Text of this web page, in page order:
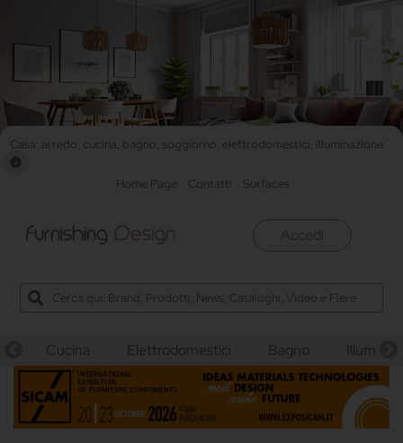
Casa: arredo, cucina, bagno, soggiorno, elettrodomestici, illuminazione
Home Page Contatti Surfaces
Accedi
Cucina Elettrodomestici Bagno